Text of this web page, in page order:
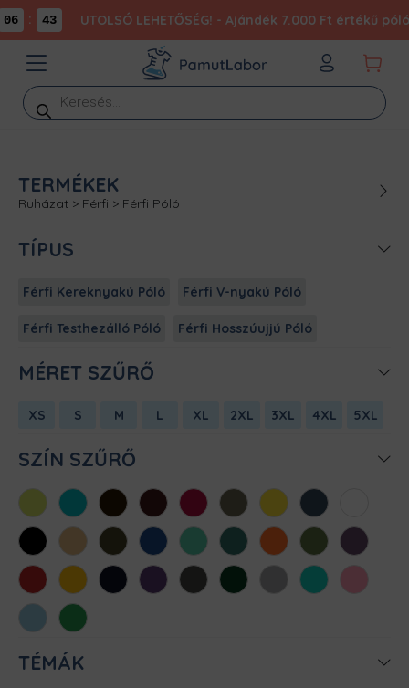
43 UTOLSÓ LEHETŐSÉG! - Ajándék 7.000 Ft értékű
Products
search
TERMÉKEK
Ruházat > Férfi > Férfi Póló
TÍPUS
Férfi Kereknyakú Póló Férfi V-nyakú Póló
Férfi Testhezálló Póló Férfi Hosszúujjú Póló
MÉRET SZŰRŐ
XS S M L XL 2XL 3XL 4XL 5XL
SZÍN SZŰRŐ
AlmazöldAtollkékBarnaBordóChili Cink Citromsárga
Denim
FeketeHomokKhaki KirálykékMentaMéregzöld
NarancsOliva Padlizsán
Piros SárgaSötétkékSötétlilaSötétszürke
SötétzöldSportszürke
Türkiz
Világos
rózsaszín
Világoskék
Zöld
TÉMÁK